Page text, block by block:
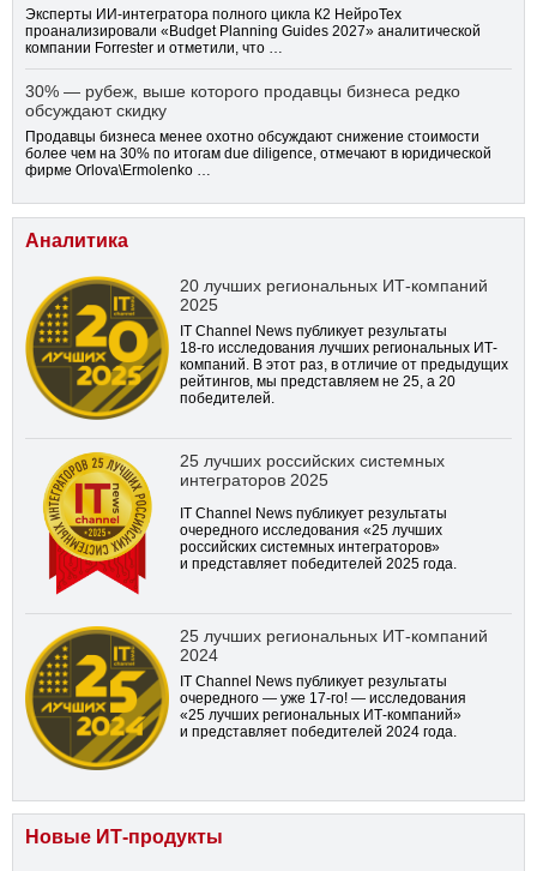
Эксперты ИИ-интегратора полного цикла К2 НейроТех
проанализировали «Budget Planning Guides 2027» аналитической
компании Forrester и отметили, что …
30% — рубеж, выше которого продавцы бизнеса редко
обсуждают скидку
Продавцы бизнеса менее охотно обсуждают снижение стоимости
более чем на 30% по итогам due diligence, отмечают в юридической
фирме Orlova\Ermolenko …
Аналитика
20 лучших региональных ИТ-компаний
2025
IT Channel News публикует результаты
18-го исследования лучших региональных ИТ-
компаний. В этот раз, в отличие от предыдущих
рейтингов, мы представляем не 25, а 20
победителей.
25 лучших российских системных
интеграторов 2025
IT Channel News публикует результаты
очередного исследования «25 лучших
российских системных интеграторов»
и представляет победителей 2025 года.
25 лучших региональных ИТ-компаний
2024
IT Channel News публикует результаты
очередного — уже 17-го! — исследования
«25 лучших региональных ИТ-компаний»
и представляет победителей 2024 года.
Новые ИТ-продукты